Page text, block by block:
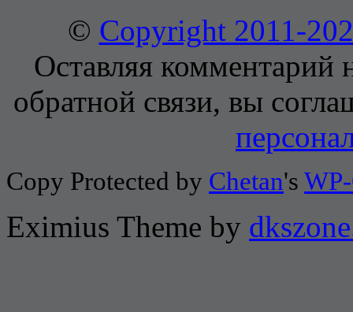
© Copyright 2011-
Оставляя комментарий
обратной связи, вы
Copy Protected by Chetan's
Eximius Theme by